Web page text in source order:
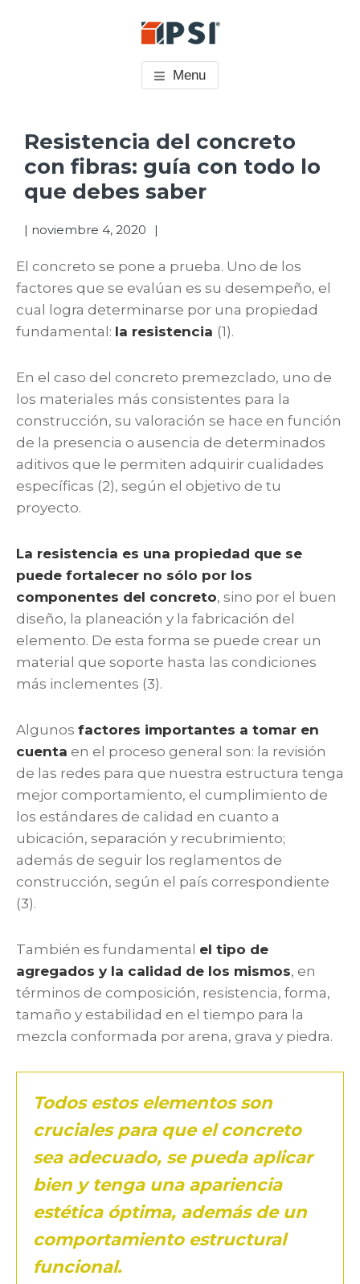
principal
PSI CONCRETO
Menu
Resistencia del concreto
con fibras: guía con todo lo
que debes saber
| noviembre 4, 2020
El concreto se pone a prueba. Uno de los
factores que se evalúan es su desempeño, el
cual logra determinarse por una propiedad
fundamental: la resistencia (1).
En el caso del concreto premezclado, uno de
los materiales más consistentes para la
construcción, su valoración se hace en función
de la presencia o ausencia de determinados
aditivos que le permiten adquirir cualidades
específicas (2), según el objetivo de tu
proyecto.
La resistencia es una propiedad que se
puede fortalecer no sólo por los
componentes del concreto, sino por el buen
diseño, la planeación y la fabricación del
elemento. De esta forma se puede crear un
material que soporte hasta las condiciones
más inclementes (3).
Algunos factores importantes a tomar en
cuenta en el proceso general son: la revisión
de las redes para que nuestra estructura tenga
mejor comportamiento, el cumplimiento de
los estándares de calidad en cuanto a
ubicación, separación y recubrimiento;
además de seguir los reglamentos de
construcción, según el país correspondiente
(3).
También es fundamental el tipo de
agregados y la calidad de los mismos, en
términos de composición, resistencia, forma,
tamaño y estabilidad en el tiempo para la
mezcla conformada por arena, grava y piedra.
Todos estos elementos son
cruciales para que el concreto
sea adecuado, se pueda aplicar
bien y tenga una apariencia
estética óptima, además de un
comportamiento estructural
funcional.
lateral
principal